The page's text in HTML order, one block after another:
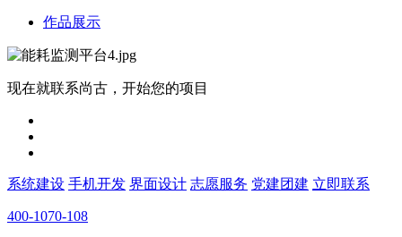
作品展示
现在就联系尚古，开始您的项目
系统建设 手机开发 界面设计 志愿服务 党建团建 立即联系
400-1070-108